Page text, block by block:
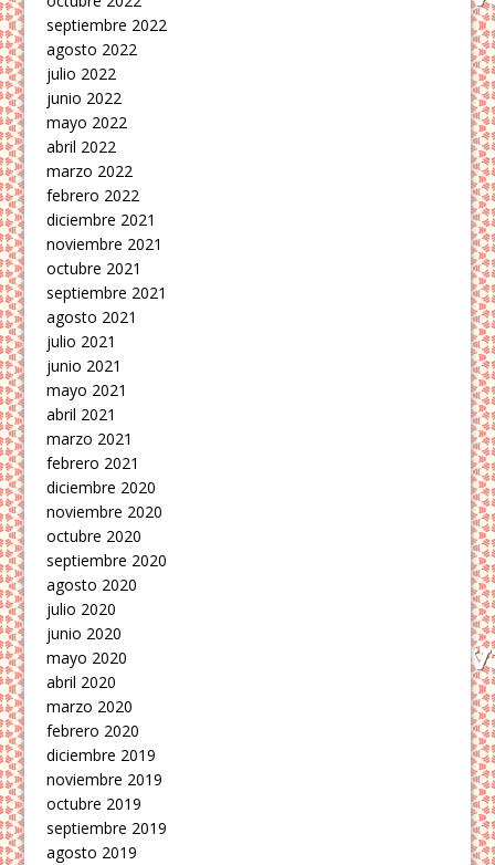
septiembre 2022
agosto 2022
julio 2022
junio 2022
mayo 2022
abril 2022
marzo 2022
febrero 2022
diciembre 2021
noviembre 2021
octubre 2021
septiembre 2021
agosto 2021
julio 2021
junio 2021
mayo 2021
abril 2021
marzo 2021
febrero 2021
diciembre 2020
noviembre 2020
octubre 2020
septiembre 2020
agosto 2020
julio 2020
junio 2020
mayo 2020
abril 2020
marzo 2020
febrero 2020
diciembre 2019
noviembre 2019
octubre 2019
septiembre 2019
agosto 2019